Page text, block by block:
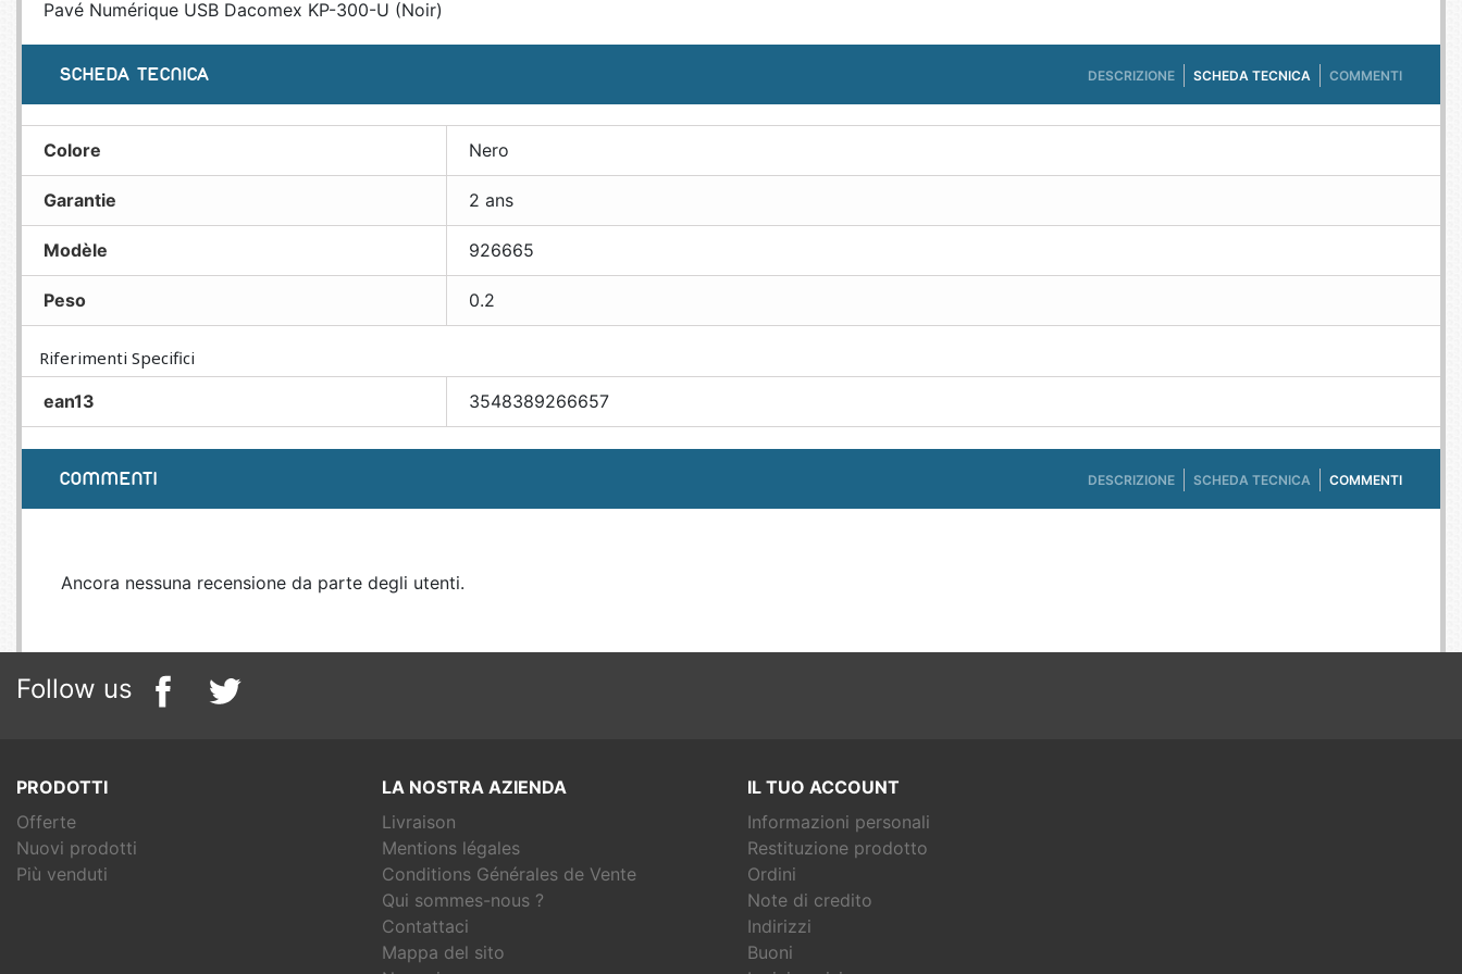
Pavé Numérique USB Dacomex KP-300-U (Noir)
SCHEDA TECNICA DESCRIZIONE SCHEDA TECNICA COMMENTI
Colore Nero
Garantie 2 ans
Modèle 926665
Peso 0.2
Riferimenti Specifici
ean13
3548389266657
COMMENTI DESCRIZIONE SCHEDA TECNICA COMMENTI
Ancora nessuna recensione da parte degli utenti.
Follow us
PRODOTTI
Offerte
Nuovi prodotti
Più venduti
LA NOSTRA AZIENDA
Livraison
Mentions légales
Conditions Générales de Vente
Qui sommes-nous ?
Contattaci
Mappa del sito
IL TUO ACCOUNT
Informazioni personali
Restituzione prodotto
Ordini
Note di credito
Indirizzi
Buoni